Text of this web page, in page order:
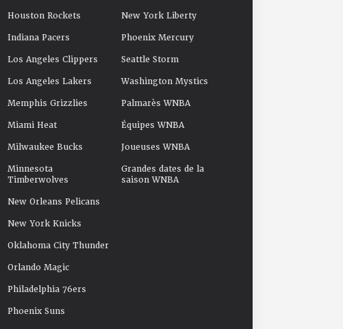
Houston Rockets
Indiana Pacers
Los Angeles Clippers
Los Angeles Lakers
Memphis Grizzlies
Miami Heat
Milwaukee Bucks
Minnesota
Timberwolves
New Orleans Pelicans
New York Knicks
Oklahoma City Thunder
Orlando Magic
Philadelphia 76ers
Phoenix Suns
New York Liberty
Phoenix Mercury
Seattle Storm
Washington Mystics
Palmarès WNBA
Équipes WNBA
Joueuses WNBA
Grandes dates de la
saison WNBA